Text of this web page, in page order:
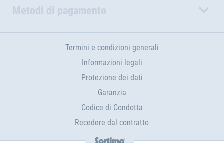
Metodi di pagamento
Termini e condizioni generali
Informazioni legali
Protezione dei dati
Garanzia
Codice di Condotta
Recedere dal contratto